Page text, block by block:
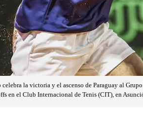
la victoria y el ascenso de Paraguay al
en el Club Internacional de Tenis (CIT), en